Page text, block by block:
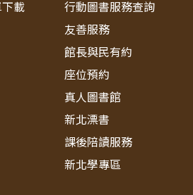
載
行動圖書服務查詢
友善服務
館長與民有約
座位預約
真人圖書館
新北漂書
課後陪讀服務
新北學專區